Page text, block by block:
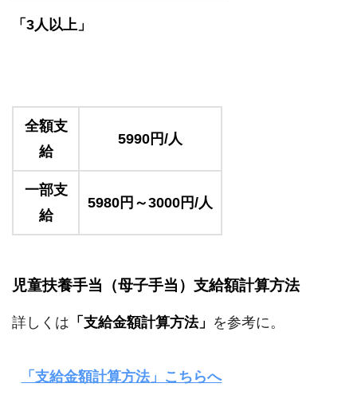
「3人以上」
全額支
給
5990円/人
一部支
給
5980円～3000円/人
児童扶養手当（母子手当）支給額計算方法
詳しくは 「支給金額計算方法」 を参考に。
「支給金額計算方法」こちらへ